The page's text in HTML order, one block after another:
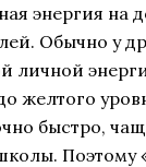
энергия на
Обычно у
личной
желтого
быстро,
Поэтому